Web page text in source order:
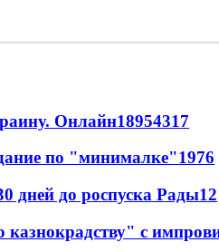
Онлайн18954317
по "минималке"1976
дней до роспуска Рады12
казнокрадству" с